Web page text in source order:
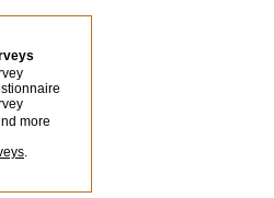
more
.